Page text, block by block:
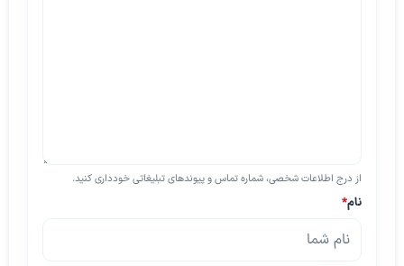
از درج اطلاعات شخصی، شماره تماس و پیوندهای تبلیغاتی خودداری کنید.
نام*